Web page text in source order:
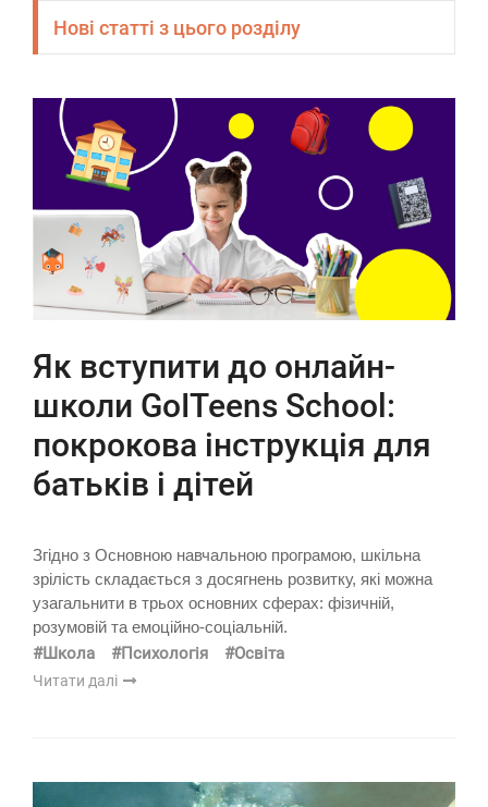
Нові статті з цього розділу
Як вступити до онлайн-
школи GoITeens School:
покрокова інструкція для
батьків і дітей
Згідно з Основною навчальною програмою, шкільна
зрілість складається з досягнень розвитку, які можна
узагальнити в трьох основних сферах: фізичній,
розумовій та емоційно-соціальній.
#Школа #Психологія #Освіта
Читати далі